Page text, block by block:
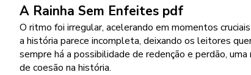
A Rainha Sem Enfeites pdf
O ritmo foi irregular, acelerando em momentos
a história parece incompleta, deixando os leitores
sempre há a possibilidade de redenção e perdão,
de coesão na história.